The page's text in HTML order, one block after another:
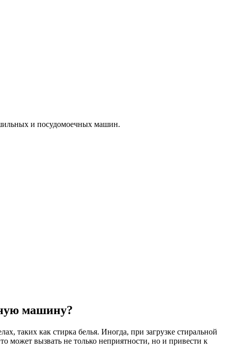
и посудомоечных машин.
машину?
таких как стирка белья. Иногда, при загрузке стиральной
может вызвать не только неприятности, но и привести к